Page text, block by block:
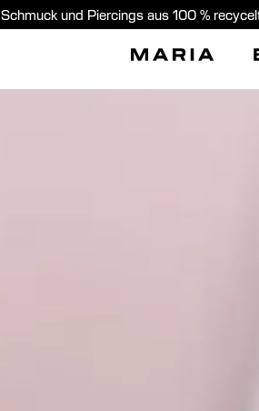
Schmuck und Piercings aus 100 %